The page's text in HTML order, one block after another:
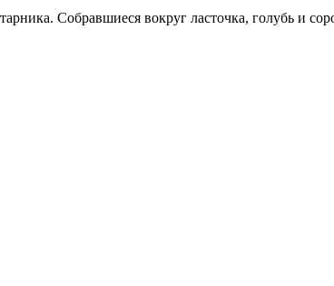
Собравшиеся вокруг ласточка, голубь и